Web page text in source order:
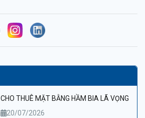
CHO THUÊ MẶT BẰNG HẦM BIA LÃ VỌNG
20/07/2026